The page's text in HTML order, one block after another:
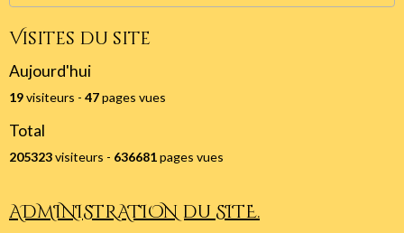
Visites du site
Aujourd'hui
19visiteurs - 47pages vues
Total
205323visiteurs - 636681pages vues
ADMINISTRATION du SITE.